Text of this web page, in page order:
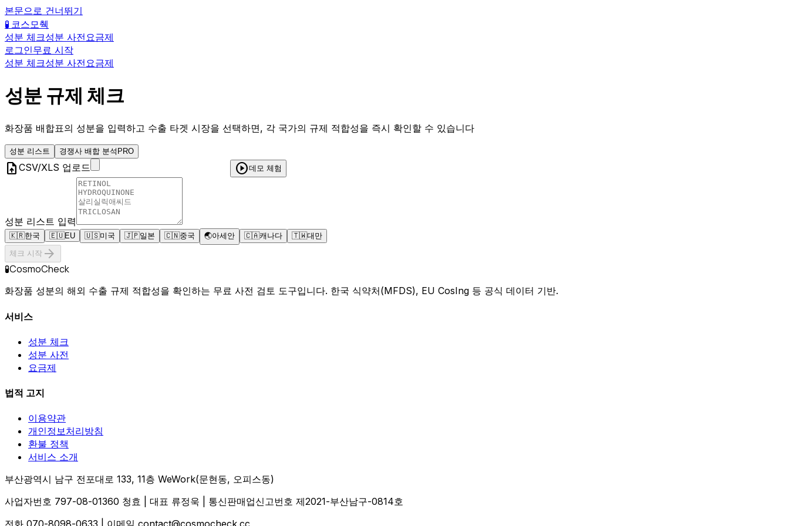
본문으로 건너뛰기
🧪 코스모췍
성분 체크성분 사전요금제
로그인무료 시작
성분 체크성분 사전요금제
성분 규제 체크
화장품 배합표의 성분을 입력하고 수출 타겟 시장을 선택하면, 각 국가의 규제 적합성을 즉시 확인할 수 있습니다
성분 리스트 경쟁사 배합 분석 PRO
upload_file CSV/XLS 업로드 play_circle데모 체험
성분 리스트 입력
🇰🇷한국 🇪🇺EU 🇺🇸미국 🇯🇵일본 🇨🇳중국 🌏아세안 🇨🇦캐나다 🇹🇼대만
체크 시작 arrow_forward
🧪CosmoCheck
화장품 성분의 해외 수출 규제 적합성을 확인하는 무료 사전 검토 도구입니다. 한국 식약처(MFDS), EU CosIng 등 공식 데이터 기반.
서비스
성분 체크
성분 사전
요금제
법적 고지
이용약관
개인정보처리방침
환불 정책
서비스 소개
부산광역시 남구 전포대로 133, 11층 WeWork(문현동, 오피스동)
사업자번호 797-08-01360 청효 | 대표 류정욱 | 통신판매업신고번호 제2021-부산남구-0814호